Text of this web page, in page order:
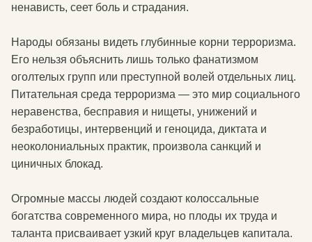
ненависть, сеет боль и страдания.
Народы обязаны видеть глубинные корни терроризма.
Его нельзя объяснить лишь только фанатизмом
оголтелых групп или преступной волей отдельных лиц.
Питательная среда терроризма — это мир социального
неравенства, бесправия и нищеты, унижений и
безработицы, интервенций и геноцида, диктата и
неоколониальных практик, произвола санкций и
циничных блокад.
Огромные массы людей создают колоссальные
богатства современного мира, но плоды их труда и
таланта присваивает узкий круг владельцев капитала.